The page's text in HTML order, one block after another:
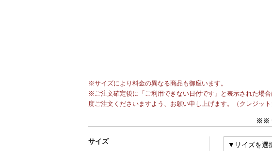
※サイズにより料金の異なる商品も御座います。
※ご注文確定後に「ご利用できない日付です」と表示された場
度ご注文くださいますよう、お願い申し上げます。（クレジッ
※※
サイズ